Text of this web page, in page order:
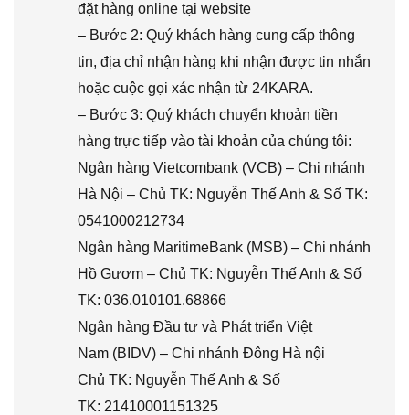
đặt hàng online tại website
– Bước 2: Quý khách hàng cung cấp thông
tin, địa chỉ nhận hàng khi nhận được tin nhắn
hoặc cuộc gọi xác nhận từ 24KARA.
– Bước 3: Quý khách chuyển khoản tiền
hàng trực tiếp vào tài khoản của chúng tôi:
Ngân hàng Vietcombank (VCB) – Chi nhánh
Hà Nội – Chủ TK: Nguyễn Thế Anh & Số TK:
0541000212734
Ngân hàng MaritimeBank (MSB) – Chi nhánh
Hồ Gươm – Chủ TK: Nguyễn Thế Anh & Số
TK: 036.010101.68866
Ngân hàng Đầu tư và Phát triển Việt
Nam (BIDV) – Chi nhánh Đông Hà nội
Chủ TK: Nguyễn Thế Anh & Số
TK: 21410001151325